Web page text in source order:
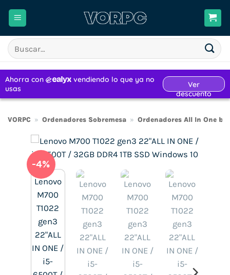
Buscar
por:
VORPC » Ordenadores Sobremesa » Ordenadores All In One
-4%